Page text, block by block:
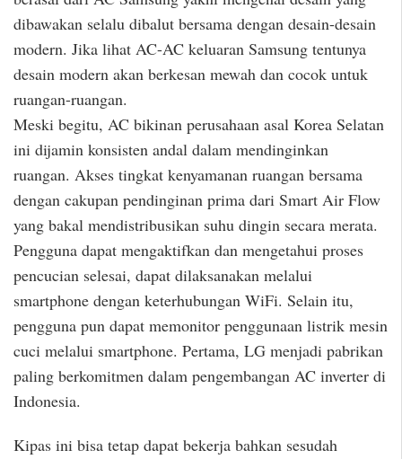
dibawakan selalu dibalut bersama dengan desain-desain
modern. Jika lihat AC-AC keluaran Samsung tentunya
desain modern akan berkesan mewah dan cocok untuk
ruangan-ruangan.
Meski begitu, AC bikinan perusahaan asal Korea Selatan
ini dijamin konsisten andal dalam mendinginkan
ruangan. Akses tingkat kenyamanan ruangan bersama
dengan cakupan pendinginan prima dari Smart Air Flow
yang bakal mendistribusikan suhu dingin secara merata.
Pengguna dapat mengaktifkan dan mengetahui proses
pencucian selesai, dapat dilaksanakan melalui
smartphone dengan keterhubungan WiFi. Selain itu,
pengguna pun dapat memonitor penggunaan listrik mesin
cuci melalui smartphone. Pertama, LG menjadi pabrikan
paling berkomitmen dalam pengembangan AC inverter di
Indonesia.
Kipas ini bisa tetap dapat bekerja bahkan sesudah